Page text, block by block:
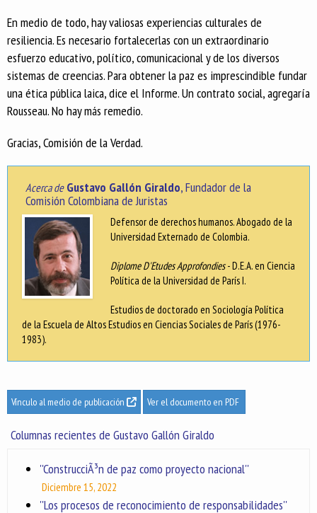
En medio de todo, hay valiosas experiencias culturales de
resiliencia. Es necesario fortalecerlas con un extraordinario
esfuerzo educativo, político, comunicacional y de los diversos
sistemas de creencias. Para obtener la paz es imprescindible fundar
una ética pública laica, dice el Informe. Un contrato social, agregaría
Rousseau. No hay más remedio.
Gracias, Comisión de la Verdad.
Acerca de Gustavo Gallón Giraldo, Fundador de la
Comisión Colombiana de Juristas
Defensor de derechos humanos. Abogado de la
Universidad Externado de Colombia.
Diplome D'Etudes Approfondies- D.E.A. en Ciencia
Política de la Universidad de París I.
Estudios de doctorado en Sociología Política
de la Escuela de Altos Estudios en Ciencias Sociales de París (1976-
1983).
Vínculo al medio de publicación Ver el documento en PDF
Columnas recientes de Gustavo Gallón Giraldo
''ConstrucciÃ³n de paz como proyecto nacional''
Diciembre 15, 2022
''Los procesos de reconocimiento de responsabilidades''